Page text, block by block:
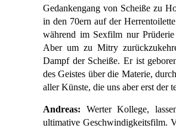
Gedankengang von Scheiße zu
in den 70ern auf der
während im Sexfilm nur
Aber um zu Mitry
Dampf der Scheiße. Er ist
des Geistes über die Materie,
aller Künste, die uns aber erst der
Andreas: Werter Kollege,
ultimative Geschwindigkeitsfilm.